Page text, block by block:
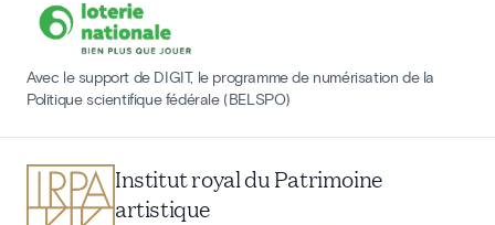
Avec le support de DIGIT, le programme de numérisation de la
Politique scientifique fédérale (BELSPO)
Institut royal du Patrimoine
artistique